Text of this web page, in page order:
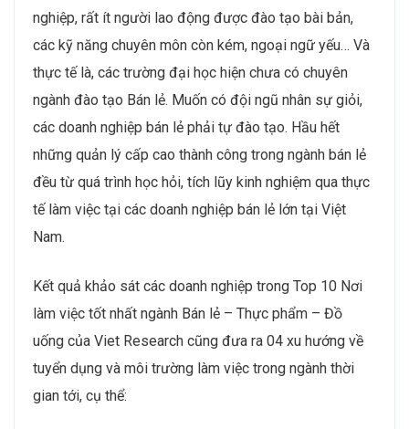
nghiệp, rất ít người lao động được đào tạo bài bản,
các kỹ năng chuyên môn còn kém, ngoại ngữ yếu… Và
thực tế là, các trường đại học hiện chưa có chuyên
ngành đào tạo Bán lẻ. Muốn có đội ngũ nhân sự giỏi,
các doanh nghiệp bán lẻ phải tự đào tạo. Hầu hết
những quản lý cấp cao thành công trong ngành bán lẻ
đều từ quá trình học hỏi, tích lũy kinh nghiệm qua thực
tế làm việc tại các doanh nghiệp bán lẻ lớn tại Việt
Nam.
Kết quả khảo sát các doanh nghiệp trong Top 10 Nơi
làm việc tốt nhất ngành Bán lẻ – Thực phẩm – Đồ
uống của Viet Research cũng đưa ra 04 xu hướng về
tuyển dụng và môi trường làm việc trong ngành thời
gian tới, cụ thể: